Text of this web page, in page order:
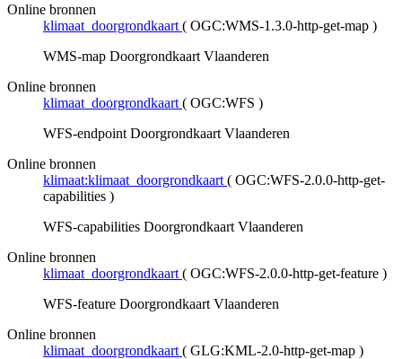
Online bronnen
klimaat_doorgrondkaart ( OGC:WMS-1.3.0-http-get-map )
WMS-map Doorgrondkaart Vlaanderen
Online bronnen
klimaat_doorgrondkaart ( OGC:WFS )
WFS-endpoint Doorgrondkaart Vlaanderen
Online bronnen
klimaat:klimaat_doorgrondkaart ( OGC:WFS-2.0.0-http-get-
capabilities )
WFS-capabilities Doorgrondkaart Vlaanderen
Online bronnen
klimaat_doorgrondkaart ( OGC:WFS-2.0.0-http-get-feature )
WFS-feature Doorgrondkaart Vlaanderen
Online bronnen
klimaat_doorgrondkaart ( GLG:KML-2.0-http-get-map )